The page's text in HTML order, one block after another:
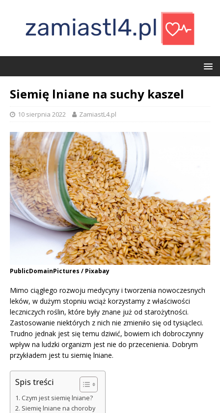
Siemię lniane na suchy kaszel
10 sierpnia 2022 ZamiastL4.pl
PublicDomainPictures / Pixabay
Mimo ciągłego rozwoju medycyny i tworzenia nowoczesnych
leków, w dużym stopniu wciąż korzystamy z właściwości
leczniczych roślin, które były znane już od starożytności.
Zastosowanie niektórych z nich nie zmieniło się od tysiącleci.
Trudno jednak jest się temu dziwić, bowiem ich dobroczynny
wpływ na ludzki organizm jest nie do przecenienia. Dobrym
przykładem jest tu siemię lniane.
Spis treści
Czym jest siemię lniane?
Siemię lniane na choroby